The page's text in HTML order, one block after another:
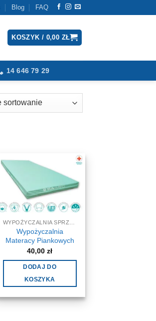
Blog FAQ
KOSZYK / 0,00 ZŁ
14 646 79 29
Wypożyczalnia
Materacy Piankowych
40,00zł
DODAJ DO
KOSZYKA